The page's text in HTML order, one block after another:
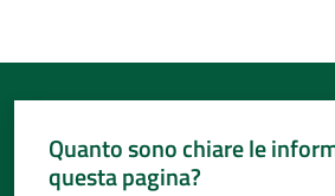
Quanto sono chiare le
questa pagina?